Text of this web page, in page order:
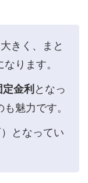
きく、まと
ります。
金利 となっ
魅力です。
となってい